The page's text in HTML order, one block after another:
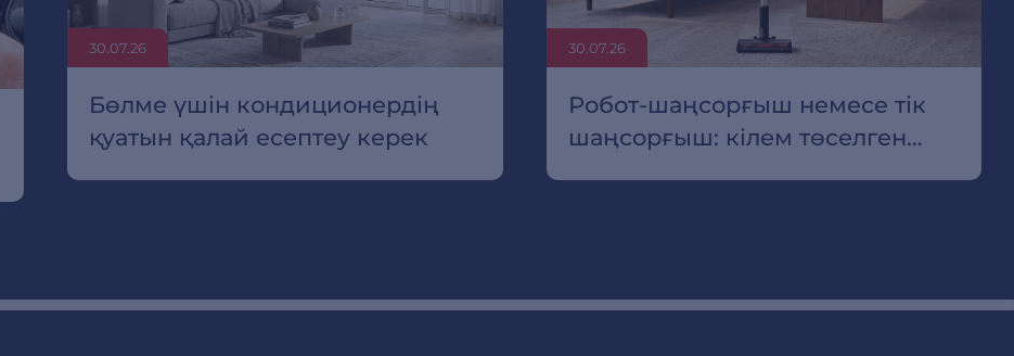
30.07.26
Бөлме үшін кондиционердің
қуатын қалай есептеу керек
30.07.26
Робот-шаңсорғыш немесе тік
шаңсорғыш: кілем төселген